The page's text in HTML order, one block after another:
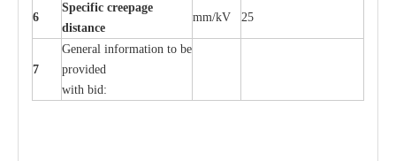
6
Specific creepage
distance
mm/kV 25
7
General information to be
provided
with bid: